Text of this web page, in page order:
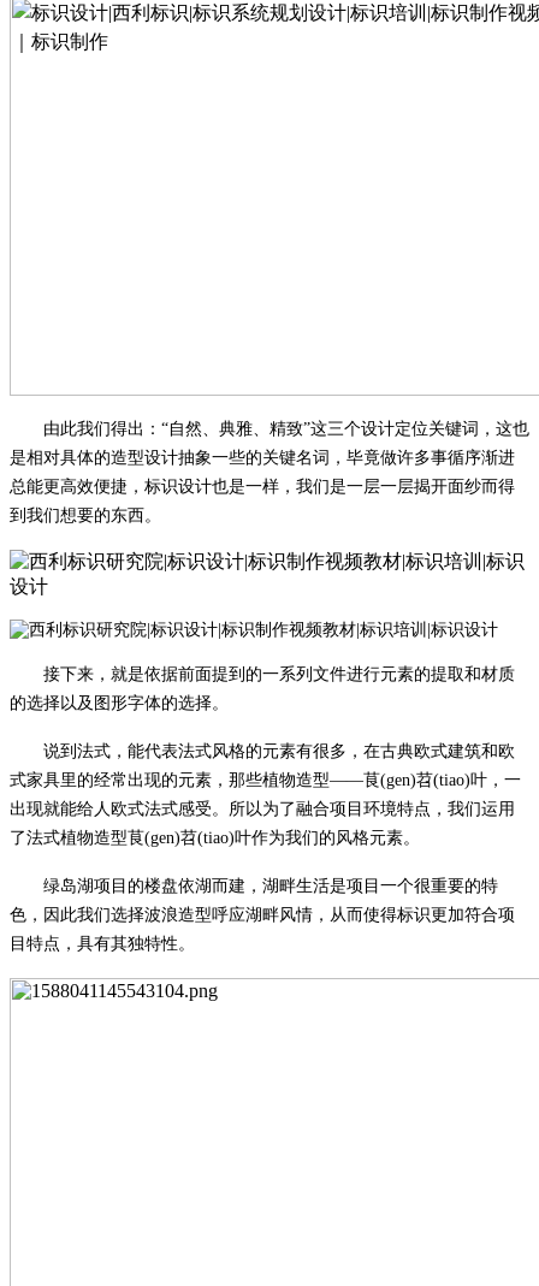
由此我们得出： “自然、典雅、精致”这三个设计定位关键词，这也
是相对具体的造型设计抽象一些的关键名词，毕竟做许多事循序渐进
总能更高效便捷，标识设计也是一样，我们是一层一层揭开面纱而得
到我们想要的东西。
接下来，就是依据前面提到的一系列文件进行元素的提取和材质
的选择以及图形字体的选择。
说到法式，能代表法式风格的元素有很多，在古典欧式建筑和欧
式家具里的经常出现的元素，那些植物造型——茛(gen)苕(tiao)叶，一
出现就能给人欧式法式感受。所以为了融合项目环境特点，我们运用
了法式植物造型茛(gen)苕(tiao)叶作为我们的风格元素。
绿岛湖项目的楼盘依湖而建，湖畔生活是项目一个很重要的特
色，因此我们选择波浪造型呼应湖畔风情，从而使得标识更加符合项
目特点，具有其独特性。